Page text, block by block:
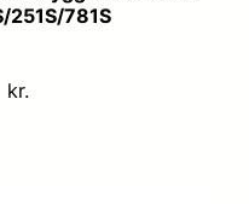
251S/781S
kr.